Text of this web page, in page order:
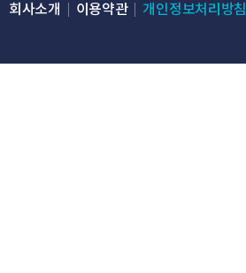
회사소개 이용약관 개인정보처리방침